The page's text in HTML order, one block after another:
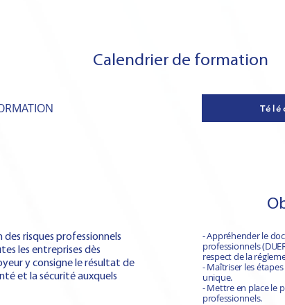
risques professionnels
les entreprises dès
y consigne le résultat de
et la sécurité auxquels
- Appréhender le
professionnels
respect de la
- Maîtriser les
unique.
- Mettre en place le
professionnels.
Calendrier de formation